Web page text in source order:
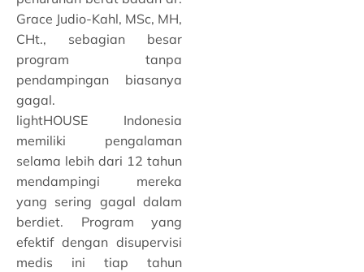
Grace Judio-Kahl, MSc, MH,
CHt., sebagian besar
program tanpa
pendampingan biasanya
gagal.
lightHOUSE Indonesia
memiliki pengalaman
selama lebih dari 12 tahun
mendampingi mereka
yang sering gagal dalam
berdiet. Program yang
efektif dengan disupervisi
medis ini tiap tahun